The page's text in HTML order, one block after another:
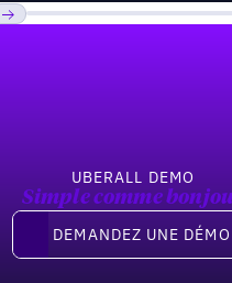
UBERALL DEMO
Simple comme
Demandez une démo
DEMANDEZ UNE DÉMO